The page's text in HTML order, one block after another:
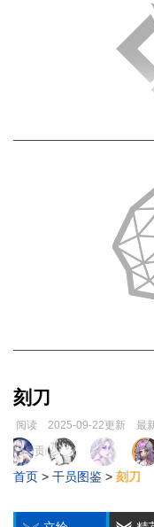
刻刀
阅读 2025-09-22更新 最
跳
到
导
跳
到
搜
页面贡献者 :
首页 > 干员图鉴 > 刻刀